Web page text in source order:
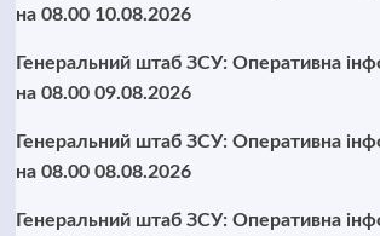
на 08.00 10.08.2026
Генеральний штаб ЗСУ: Оперативна
на 08.00 09.08.2026
Генеральний штаб ЗСУ: Оперативна
на 08.00 08.08.2026
Генеральний штаб ЗСУ: Оперативна